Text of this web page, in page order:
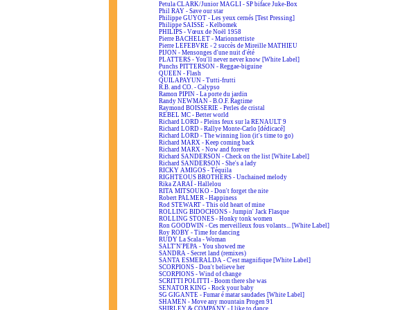
Petula CLARK/Junior MAGLI - SP biface Juke-Box
Phil RAY - Save our star
Philippe GUYOT - Les yeux cernés [Test Pressing]
Philippe SAISSE - Kelbomek
PHILIPS - Vœux de Noël 1958
Pierre BACHELET - Marionnettiste
Pierre LEFEBVRE - 2 succès de Mireille MATHIEU
PIJON - Mensonges d'une nuit d'été
PLATTERS - You'll never never know [White Label]
Punchs PITTERSON - Reggae-biguine
QUEEN - Flash
QUILAPAYUN - Tutti-frutti
R.B. and CO. - Calypso
Ramon PIPIN - La porte du jardin
Randy NEWMAN - B.O.F. Ragtime
Raymond BOISSERIE - Perles de cristal
REBEL MC - Better world
Richard LORD - Pleins feux sur la RENAULT 9
Richard LORD - Rallye Monte-Carlo [dédicacé]
Richard LORD - The winning lion (it's time to go)
Richard MARX - Keep coming back
Richard MARX - Now and forever
Richard SANDERSON - Check on the list [White Label]
Richard SANDERSON - She's a lady
RICKY AMIGOS - Téquila
RIGHTEOUS BROTHERS - Unchained melody
Rika ZARAÏ - Hallelou
RITA MITSOUKO - Don't forget the nite
Robert PALMER - Happiness
Rod STEWART - This old heart of mine
ROLLING BIDOCHONS - Jumpin' Jack Flasque
ROLLING STONES - Honky tonk women
Ron GOODWIN - Ces merveilleux fous volants... [White Label]
Roy ROBY - Time for dancing
RUDY La Scala - Woman
SALT'N'PEPA - You showed me
SANDRA - Secret land (remixes)
SANTA ESMERALDA - C'est magnifique [White Label]
SCORPIONS - Don't believe her
SCORPIONS - Wind of change
SCRITTI POLITTI - Boom there she was
SENATOR KING - Rock your baby
SG GIGANTE - Fumar é matar saudades [White Label]
SHAMEN - Move any mountain Progen 91
SHIRLEY & COMPANY - I like to dance